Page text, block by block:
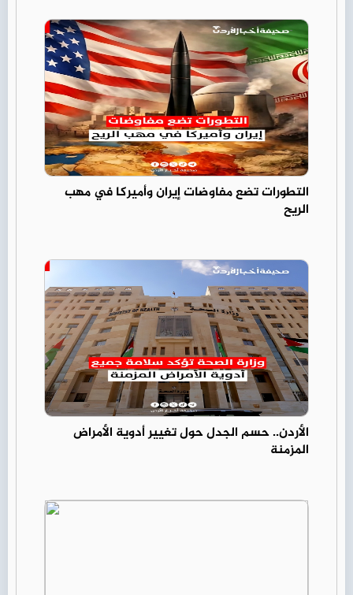
التطورات تضع مفاوضات إيران وأميركا في مهب
الريح
الأردن.. حسم الجدل حول تغيير أدوية الأمراض
المزمنة